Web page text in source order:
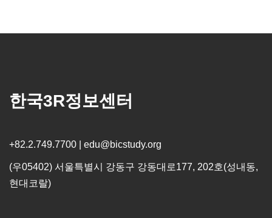
한국3R정보센터
+82.2.749.7700 | edu@bicstudy.org
(우05402) 서울특별시 강동구 강동대로177, 202호(성내동,
현대코랄)